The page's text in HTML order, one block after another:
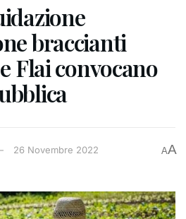
braccianti
Flai convocano
26 Novembre 2022 AA